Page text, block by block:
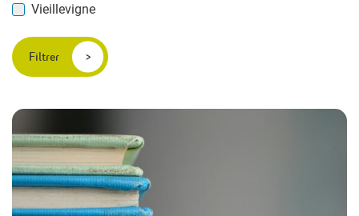
Vieillevigne
Filtrer